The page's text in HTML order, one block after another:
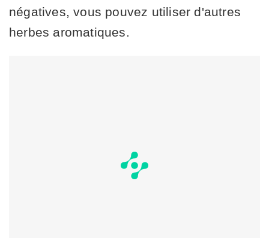
négatives, vous pouvez utiliser d'autres
herbes aromatiques.